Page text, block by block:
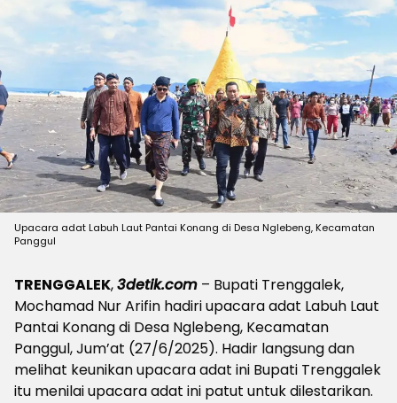
Upacara adat Labuh Laut Pantai Konang di Desa Nglebeng, Kecamatan
Panggul
TRENGGALEK,3detik.com – Bupati Trenggalek,
Mochamad Nur Arifin hadiri upacara adat Labuh Laut
Pantai Konang di Desa Nglebeng, Kecamatan
Panggul, Jum’at (27/6/2025). Hadir langsung dan
melihat keunikan upacara adat ini Bupati Trenggalek
itu menilai upacara adat ini patut untuk dilestarikan.